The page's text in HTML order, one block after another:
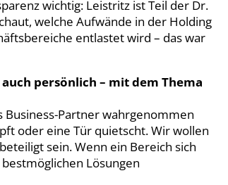
wichtig: Leistritz ist Teil der Dr.
welche Aufwände in der Holding
entlastet wird – das war
persönlich – mit dem Thema
Business-Partner wahrgenommen
oder eine Tür quietscht. Wir wollen
sein. Wenn ein Bereich sich
Lösungen